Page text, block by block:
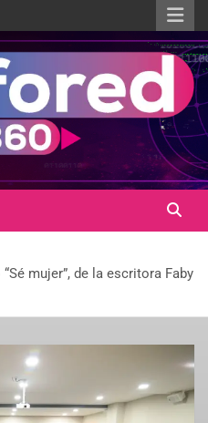
mujer”, de la escritora Faby